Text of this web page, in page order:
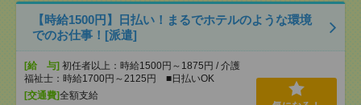
【時給1500円】日払い！まるでホテルのような環境
でのお仕事！[派遣]
[給 与] 初任者以上：時給1500円～1875円 / 介護
福祉士：時給1700円～2125円 ■日払いOK
[交通費]全額支給